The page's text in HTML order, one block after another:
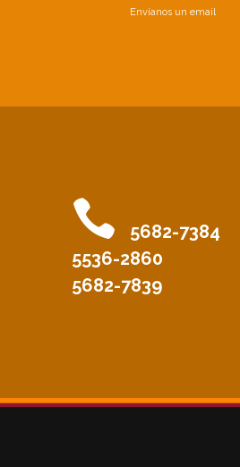
Envíanos un email
5682-7384
5536-2860
5682-7839